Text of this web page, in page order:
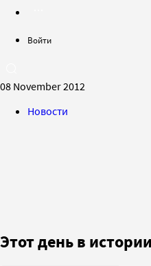
Войти
08 November 2012
Новости
Этот день в